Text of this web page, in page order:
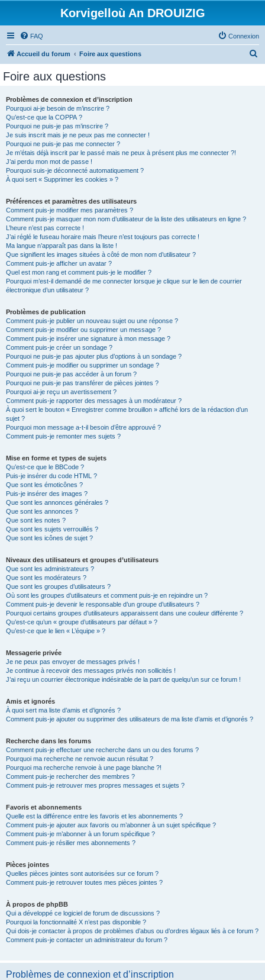
Korvigelloù An DROUIZIG
FAQ Connexion
Accueil du forum Foire aux questions
Foire aux questions
Problèmes de connexion et d’inscription
Pourquoi ai-je besoin de m’inscrire ?
Qu’est-ce que la COPPA ?
Pourquoi ne puis-je pas m’inscrire ?
Je suis inscrit mais je ne peux pas me connecter !
Pourquoi ne puis-je pas me connecter ?
Je m’étais déjà inscrit par le passé mais ne peux à présent plus me connecter ?!
J’ai perdu mon mot de passe !
Pourquoi suis-je déconnecté automatiquement ?
À quoi sert « Supprimer les cookies » ?
Préférences et paramètres des utilisateurs
Comment puis-je modifier mes paramètres ?
Comment puis-je masquer mon nom d’utilisateur de la liste des utilisateurs en ligne ?
L’heure n’est pas correcte !
J’ai réglé le fuseau horaire mais l’heure n’est toujours pas correcte !
Ma langue n’apparaît pas dans la liste !
Que signifient les images situées à côté de mon nom d’utilisateur ?
Comment puis-je afficher un avatar ?
Quel est mon rang et comment puis-je le modifier ?
Pourquoi m’est-il demandé de me connecter lorsque je clique sur le lien de courrier
électronique d’un utilisateur ?
Problèmes de publication
Comment puis-je publier un nouveau sujet ou une réponse ?
Comment puis-je modifier ou supprimer un message ?
Comment puis-je insérer une signature à mon message ?
Comment puis-je créer un sondage ?
Pourquoi ne puis-je pas ajouter plus d’options à un sondage ?
Comment puis-je modifier ou supprimer un sondage ?
Pourquoi ne puis-je pas accéder à un forum ?
Pourquoi ne puis-je pas transférer de pièces jointes ?
Pourquoi ai-je reçu un avertissement ?
Comment puis-je rapporter des messages à un modérateur ?
À quoi sert le bouton « Enregistrer comme brouillon » affiché lors de la rédaction d’un
sujet ?
Pourquoi mon message a-t-il besoin d’être approuvé ?
Comment puis-je remonter mes sujets ?
Mise en forme et types de sujets
Qu’est-ce que le BBCode ?
Puis-je insérer du code HTML ?
Que sont les émoticônes ?
Puis-je insérer des images ?
Que sont les annonces générales ?
Que sont les annonces ?
Que sont les notes ?
Que sont les sujets verrouillés ?
Que sont les icônes de sujet ?
Niveaux des utilisateurs et groupes d’utilisateurs
Que sont les administrateurs ?
Que sont les modérateurs ?
Que sont les groupes d’utilisateurs ?
Où sont les groupes d’utilisateurs et comment puis-je en rejoindre un ?
Comment puis-je devenir le responsable d’un groupe d’utilisateurs ?
Pourquoi certains groupes d’utilisateurs apparaissent dans une couleur différente ?
Qu’est-ce qu’un « groupe d’utilisateurs par défaut » ?
Qu’est-ce que le lien « L’équipe » ?
Messagerie privée
Je ne peux pas envoyer de messages privés !
Je continue à recevoir des messages privés non sollicités !
J’ai reçu un courrier électronique indésirable de la part de quelqu’un sur ce forum !
Amis et ignorés
À quoi sert ma liste d’amis et d’ignorés ?
Comment puis-je ajouter ou supprimer des utilisateurs de ma liste d’amis et d’ignorés ?
Recherche dans les forums
Comment puis-je effectuer une recherche dans un ou des forums ?
Pourquoi ma recherche ne renvoie aucun résultat ?
Pourquoi ma recherche renvoie à une page blanche ?!
Comment puis-je rechercher des membres ?
Comment puis-je retrouver mes propres messages et sujets ?
Favoris et abonnements
Quelle est la différence entre les favoris et les abonnements ?
Comment puis-je ajouter aux favoris ou m’abonner à un sujet spécifique ?
Comment puis-je m’abonner à un forum spécifique ?
Comment puis-je résilier mes abonnements ?
Pièces jointes
Quelles pièces jointes sont autorisées sur ce forum ?
Comment puis-je retrouver toutes mes pièces jointes ?
À propos de phpBB
Qui a développé ce logiciel de forum de discussions ?
Pourquoi la fonctionnalité X n’est pas disponible ?
Qui dois-je contacter à propos de problèmes d’abus ou d’ordres légaux liés à ce forum ?
Comment puis-je contacter un administrateur du forum ?
Problèmes de connexion et d’inscription